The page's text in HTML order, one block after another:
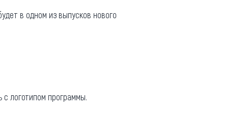
в одном из выпусков нового
логотипом программы.